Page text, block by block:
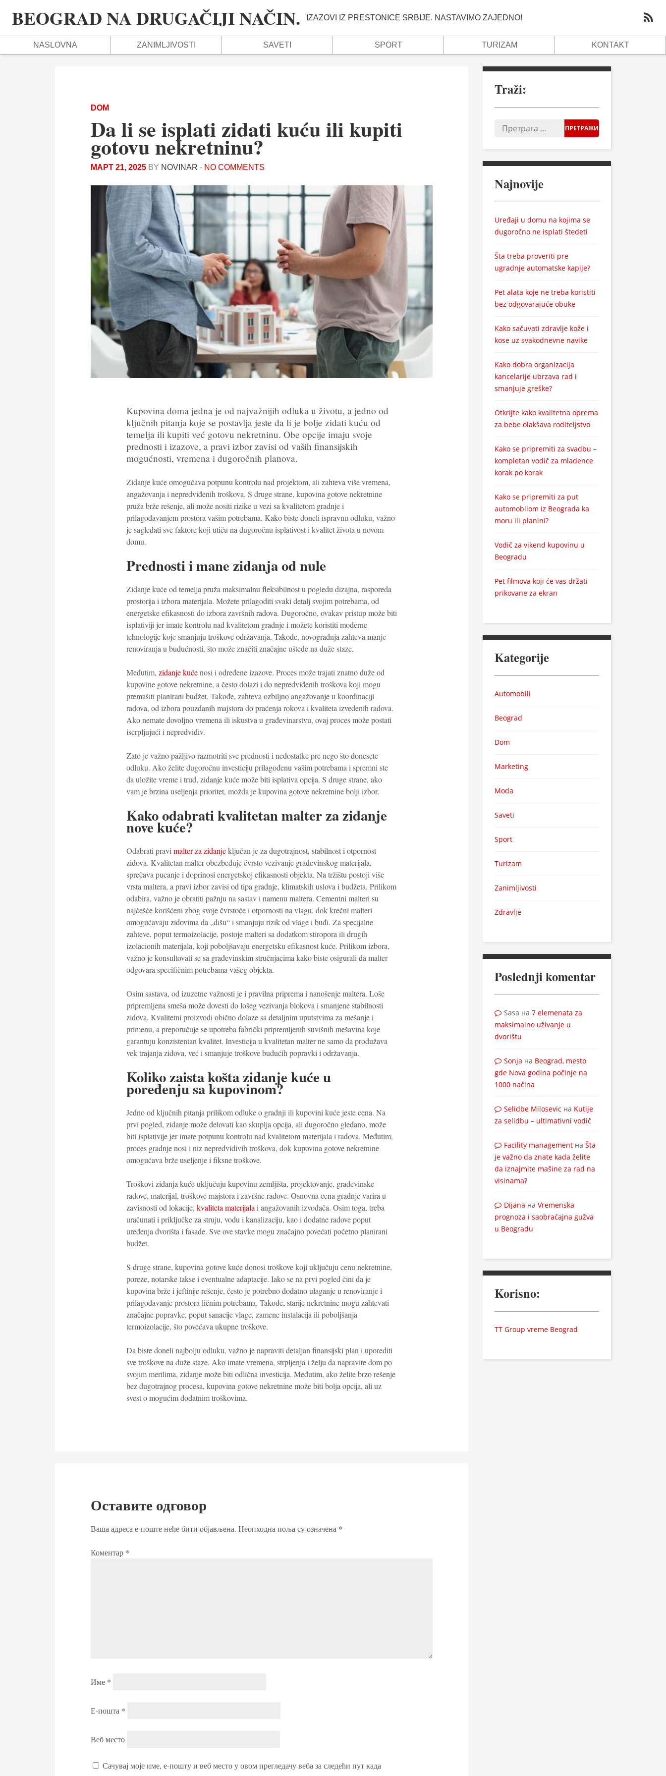
BEOGRAD NA DRUGAČIJI NAČIN. IZAZOVI IZ PRESTONICE SRBIJE. NASTAVIMO ZAJEDNO!
NASLOVNA ZANIMLJIVOSTI SAVETI SPORT TURIZAM KONTAKT
DOM
Da li se isplati zidati kuću ili kupiti
gotovu nekretninu?
МАРТ 21, 2025 BY NOVINAR - NO COMMENTS
Kupovina doma jedna je od najvažnijih odluka u životu, a jedno od
ključnih pitanja koje se postavlja jeste da li je bolje zidati kuću od
temelja ili kupiti već gotovu nekretninu. Obe opcije imaju svoje
prednosti i izazove, a pravi izbor zavisi od vaših finansijskih
mogućnosti, vremena i dugoročnih planova.
Zidanje kuće omogućava potpunu kontrolu nad projektom, ali zahteva više vremena,
angažovanja i nepredviđenih troškova. S druge strane, kupovina gotove nekretnine
pruža brže rešenje, ali može nositi rizike u vezi sa kvalitetom gradnje i
prilagođavanjem prostora vašim potrebama. Kako biste doneli ispravnu odluku, važno
je sagledati sve faktore koji utiču na dugoročnu isplativost i kvalitet života u novom
domu.
Prednosti i mane zidanja od nule
Zidanje kuće od temelja pruža maksimalnu fleksibilnost u pogledu dizajna, rasporeda
prostorija i izbora materijala. Možete prilagoditi svaki detalj svojim potrebama, od
energetske efikasnosti do izbora završnih radova. Dugoročno, ovakav pristup može biti
isplativiji jer imate kontrolu nad kvalitetom gradnje i možete koristiti moderne
tehnologije koje smanjuju troškove održavanja. Takođe, novogradnja zahteva manje
renoviranja u budućnosti, što može značiti značajne uštede na duže staze.
Međutim, zidanje kućenosi i određene izazove. Proces može trajati znatno duže od
kupovine gotove nekretnine, a često dolazi i do nepredviđenih troškova koji mogu
premašiti planirani budžet. Takođe, zahteva ozbiljno angažovanje u koordinaciji
radova, od izbora pouzdanih majstora do praćenja rokova i kvaliteta izvedenih radova.
Ako nemate dovoljno vremena ili iskustva u građevinarstvu, ovaj proces može postati
iscrpljujući i nepredvidiv.
Zato je važno pažljivo razmotriti sve prednosti i nedostatke pre nego što donesete
odluku. Ako želite dugoročnu investiciju prilagođenu vašim potrebama i spremni ste
da uložite vreme i trud, zidanje kuće može biti isplativa opcija. S druge strane, ako
vam je brzina useljenja prioritet, možda je kupovina gotove nekretnine bolji izbor.
Kako odabrati kvalitetan malter za zidanje
nove kuće?
Odabrati pravi malter za zidanjeključan je za dugotrajnost, stabilnost i otpornost
zidova. Kvalitetan malter obezbeđuje čvrsto vezivanje građevinskog materijala,
sprečava pucanje i doprinosi energetskoj efikasnosti objekta. Na tržištu postoji više
vrsta maltera, a pravi izbor zavisi od tipa gradnje, klimatskih uslova i budžeta. Prilikom
odabira, važno je obratiti pažnju na sastav i namenu maltera. Cementni malteri su
najčešće korišćeni zbog svoje čvrstoće i otpornosti na vlagu, dok krečni malteri
omogućavaju zidovima da „dišu“ i smanjuju rizik od vlage i buđi. Za specijalne
zahteve, poput termoizolacije, postoje malteri sa dodatkom stiropora ili drugih
izolacionih materijala, koji poboljšavaju energetsku efikasnost kuće. Prilikom izbora,
važno je konsultovati se sa građevinskim stručnjacima kako biste osigurali da malter
odgovara specifičnim potrebama vašeg objekta.
Osim sastava, od izuzetne važnosti je i pravilna priprema i nanošenje maltera. Loše
pripremljena smeša može dovesti do lošeg vezivanja blokova i smanjene stabilnosti
zidova. Kvalitetni proizvodi obično dolaze sa detaljnim uputstvima za mešanje i
primenu, a preporučuje se upotreba fabrički pripremljenih suvišnih mešavina koje
garantuju konzistentan kvalitet. Investicija u kvalitetan malter ne samo da produžava
vek trajanja zidova, već i smanjuje troškove budućih popravki i održavanja.
Koliko zaista košta zidanje kuće u
poređenju sa kupovinom?
Jedno od ključnih pitanja prilikom odluke o gradnji ili kupovini kuće jeste cena. Na
prvi pogled, zidanje može delovati kao skuplja opcija, ali dugoročno gledano, može
biti isplativije jer imate potpunu kontrolu nad kvalitetom materijala i radova. Međutim,
proces gradnje nosi i niz nepredvidivih troškova, dok kupovina gotove nekretnine
omogućava brže useljenje i fiksne troškove.
Troškovi zidanja kuće uključuju kupovinu zemljišta, projektovanje, građevinske
radove, materijal, troškove majstora i završne radove. Osnovna cena gradnje varira u
zavisnosti od lokacije, kvaliteta materijala i angažovanih izvođača. Osim toga, treba
uračunati i priključke za struju, vodu i kanalizaciju, kao i dodatne radove poput
uređenja dvorišta i fasade. Sve ove stavke mogu značajno povećati početno planirani
budžet.
S druge strane, kupovina gotove kuće donosi troškove koji uključuju cenu nekretnine,
poreze, notarske takse i eventualne adaptacije. Iako se na prvi pogled čini da je
kupovina brže i jeftinije rešenje, često je potrebno dodatno ulaganje u renoviranje i
prilagođavanje prostora ličnim potrebama. Takođe, starije nekretnine mogu zahtevati
značajne popravke, poput sanacije vlage, zamene instalacija ili poboljšanja
termoizolacije, što povećava ukupne troškove.
Da biste doneli najbolju odluku, važno je napraviti detaljan finansijski plan i uporediti
sve troškove na duže staze. Ako imate vremena, strpljenja i želju da napravite dom po
svojim merilima, zidanje može biti odlična investicija. Međutim, ako želite brzo rešenje
bez dugotrajnog procesa, kupovina gotove nekretnine može biti bolja opcija, ali uz
svest o mogućim dodatnim troškovima.
Оставите одговор
Ваша адреса е-поште неће бити објављена. Неопходна поља су означена *
Коментар *
Име *
Е-пошта *
Веб место
Сачувај моје име, е-пошту и веб место у овом прегледачу веба за следећи пут када
Traži:
Najnovije
Uređaji u domu na kojima se
dugoročno ne isplati štedeti
Šta treba proveriti pre
ugradnje automatske kapije?
Pet alata koje ne treba koristiti
bez odgovarajuće obuke
Kako sačuvati zdravlje kože i
kose uz svakodnevne navike
Kako dobra organizacija
kancelarije ubrzava rad i
smanjuje greške?
Otkrijte kako kvalitetna oprema
za bebe olakšava roditeljstvo
Kako se pripremiti za svadbu –
kompletan vodič za mladence
korak po korak
Kako se pripremiti za put
automobilom iz Beograda ka
moru ili planini?
Vodič za vikend kupovinu u
Beogradu
Pet filmova koji će vas držati
prikovane za ekran
Kategorije
Automobili
Beograd
Dom
Marketing
Moda
Saveti
Sport
Turizam
Zanimljivosti
Zdravlje
Poslednji komentar
Sasa на7 elemenata za
maksimalno uživanje u
dvorištu
Sonja на Beograd, mesto
gde Nova godina počinje na
1000 načina
Selidbe Milosevic на Kutije
za selidbu – ultimativni vodič
Facility management наŠta
je važno da znate kada želite
da iznajmite mašine za rad na
visinama?
Dijana наVremenska
prognoza i saobraćajna gužva
u Beogradu
Korisno:
TT Group vreme Beograd